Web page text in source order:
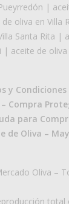
|
oliva en Villa
Santa Rita |
| aceite de
y Condiciones
– Compra
para
de Oliva –
Oliva –
total